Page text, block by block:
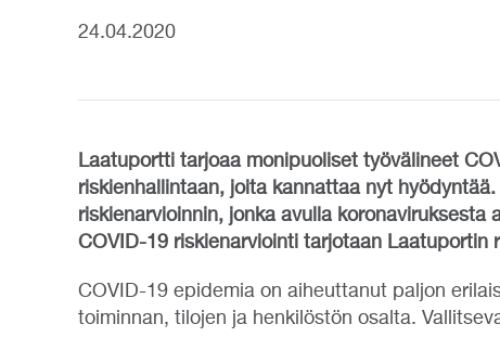
24.04.2020
Laatuportti tarjoaa monipuoliset työvälineet
riskienhallintaan, joita kannattaa nyt
riskienarvioinnin, jonka avulla
COVID-19 riskienarviointi tarjotaan Laatuportin
COVID-19 epidemia on aiheuttanut paljon
toiminnan, tilojen ja henkilöstön osalta.